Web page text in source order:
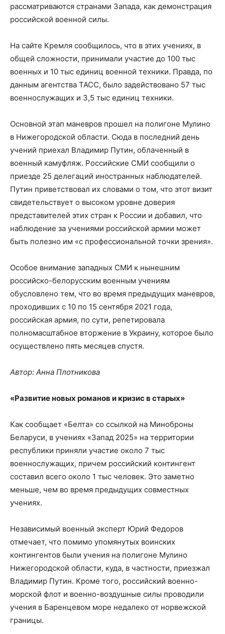
рассматриваются странами Запада, как демонстрация
российской военной силы.
На сайте Кремля сообщилось, что в этих учениях, в
общей сложности, принимали участие до 100 тыс
военных и 10 тыс единиц военной техники. Правда, по
данным агентства ТАСС, было задействовано 57 тыс
военнослужащих и 3,5 тыс единиц техники.
Основной этап маневров прошел на полигоне Мулино
в Нижегородской области. Сюда в последний день
учений приехал Владимир Путин, облаченный в
военный камуфляж. Российские СМИ сообщили о
приезде 25 делегаций иностранных наблюдателей.
Путин приветствовал их словами о том, что этот визит
свидетельствует о высоком уровне доверия
представителей этих стран к России и добавил, что
наблюдение за учениями российской армии может
быть полезно им «с профессиональной точки зрения».
Особое внимание западных СМИ к нынешним
российско-белорусским военным учениям
обусловлено тем, что во время предыдущих маневров,
проходивших с 10 по 15 сентября 2021 года,
российская армия, по сути, репетировала
полномасштабное вторжение в Украину, которое было
осуществлено пять месяцев спустя.
Автор: Анна Плотникова
«Развитие новых романов и кризис в старых»
Как сообщает «Белта» со ссылкой на Миноброны
Беларуси, в учениях «Запад 2025» на территории
республики приняли участие около 7 тыс
военнослужащих, причем российский контингент
составил всего около 1 тыс человек. Это заметно
меньше, чем во время предыдущих совместных
учениях.
Независимый военный эксперт Юрий Федоров
отмечает, что помимо упомянутых воинских
контингентов были учения на полигоне Мулино
Нижегородской области, куда, в частности, приезжал
Владимир Путин. Кроме того, российский военно-
морской флот и военно-воздушные силы проводили
учения в Баренцевом море недалеко от норвежской
границы.